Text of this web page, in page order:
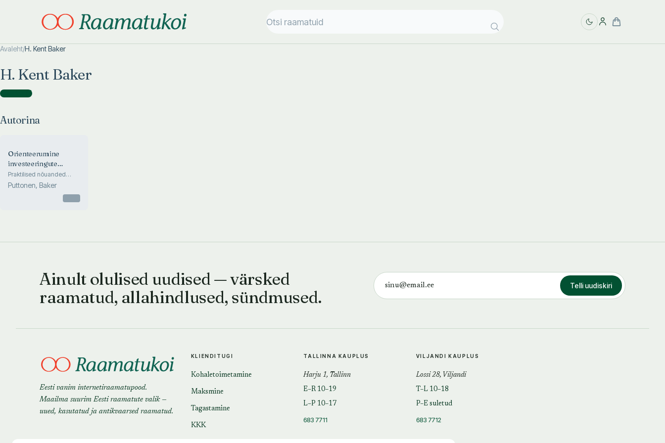
Avaleht/H. Kent Baker
H. Kent Baker
Autorina )
Autorina
Orienteerumine
investeeringute
miiniväljal
Praktilised nõuanded
vigade, eelarvamuste ja
lõksude vältimiseks
Puttonen, Baker
Ainult olulised uudised — värsked
raamatud, allahindlused, sündmused.
Telli uudiskiri
Eesti vanim internetiraamatupood.
Maailma suurim Eesti raamatute valik —
uued, kasutatud ja antikvaarsed raamatud.
KLIENDITUGI
Kohaletoimetamine
Maksmine
Tagastamine
KKK
TALLINNA KAUPLUS
Harju 1, Tallinn
E–R 10–19
L–P 10–17
683 7711
VILJANDI KAUPLUS
Lossi 28, Viljandi
T–L 10–18
P–E suletud
683 7712